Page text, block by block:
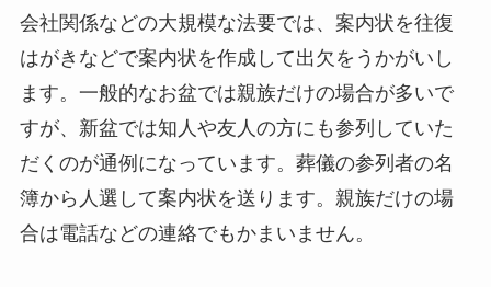
会社関係などの大規模な法要では、案内状を往復
はがきなどで案内状を作成して出欠をうかがいし
ます。一般的なお盆では親族だけの場合が多いで
すが、新盆では知人や友人の方にも参列していた
だくのが通例になっています。葬儀の参列者の名
簿から人選して案内状を送ります。親族だけの場
合は電話などの連絡でもかまいません。